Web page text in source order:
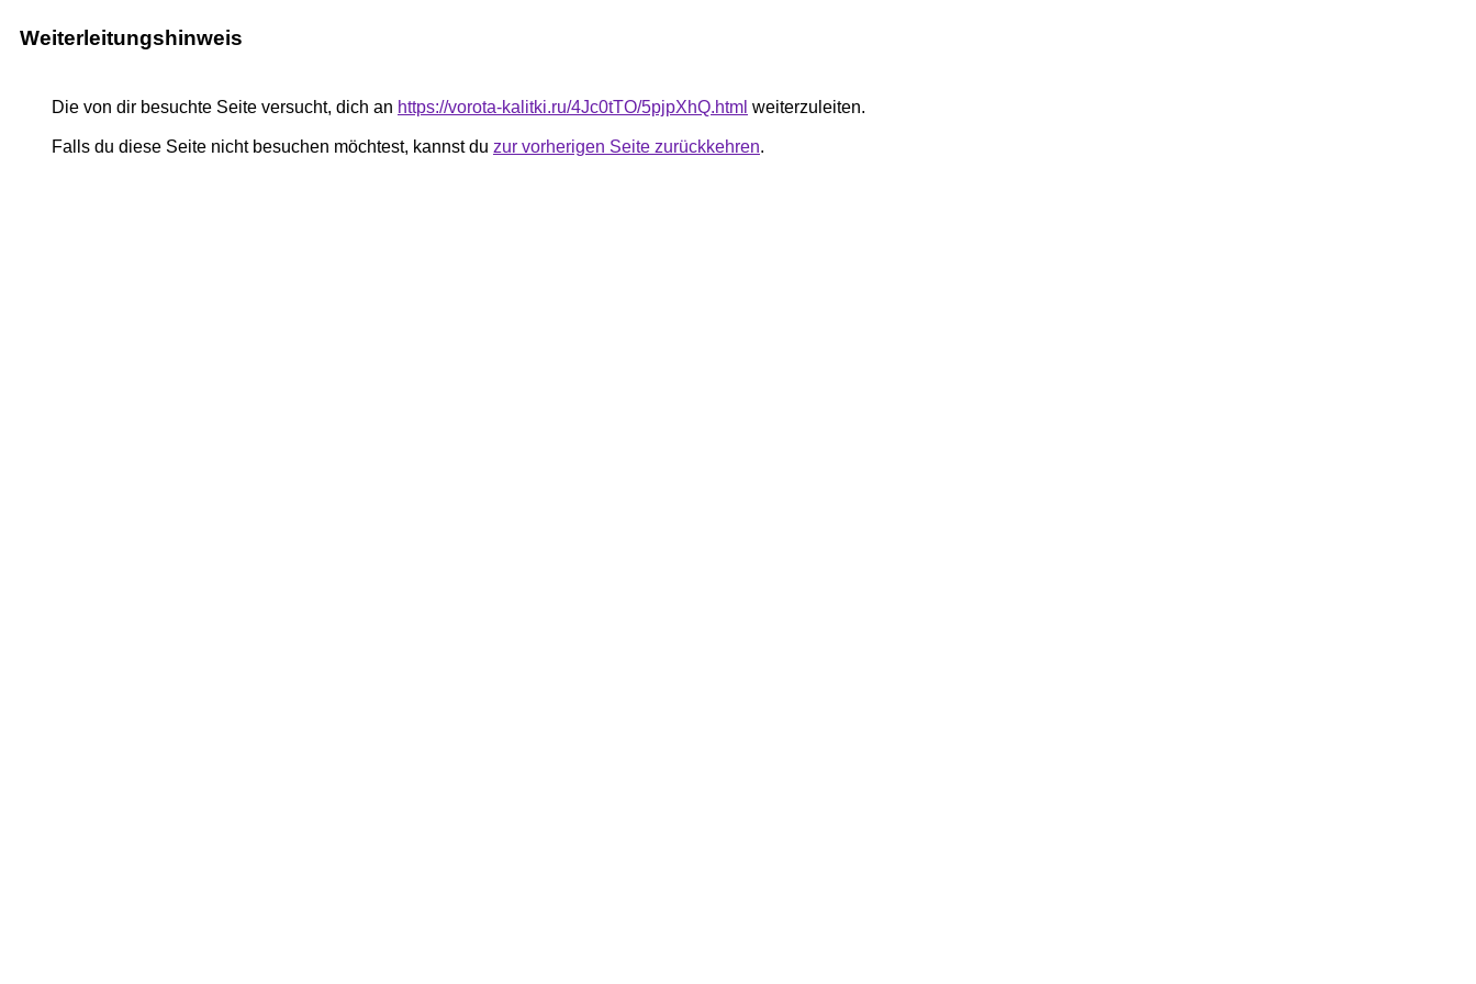
Weiterleitungshinweis
Die von dir besuchte Seite versucht, dich an https://vorota-kalitki.ru/4Jc0tTO/5pjpXhQ.html weiterzuleiten.
Falls du diese Seite nicht besuchen möchtest, kannst du zur vorherigen Seite zurückkehren.